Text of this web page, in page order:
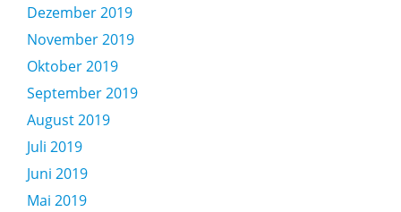
Dezember 2019
November 2019
Oktober 2019
September 2019
August 2019
Juli 2019
Juni 2019
Mai 2019